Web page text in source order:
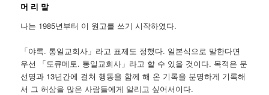
머 리 말
나는 1985년부터 이 원고를 쓰기 시작하였다.
「야록. 통일교회사」라고 표제도 정했다. 일본식으로 말한다면
우선 「도큐메토. 통일교회사」라고 할 수 있을 것이다. 목적은 문
선명과 13년간에 걸쳐 행동을 함께 해 온 기록을 분명하게 기록해
서 그 허상을 많은 사람들에게 알리고 싶어서이다.